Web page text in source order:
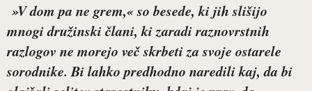
»V dom pa ne grem,« so besede, ki jih slišijo
mnogi družinski člani, ki zaradi raznovrstnih
razlogov ne morejo več skrbeti za svoje ostarele
sorodnike. Bi lahko predhodno naredili kaj, da bi